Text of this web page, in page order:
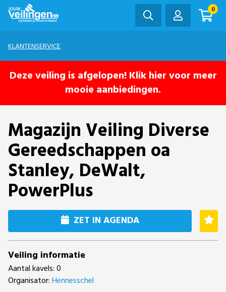
0
KLANTENSERVICE
Deze veiling is afgelopen! Klik hier voor meer
mooie aanbiedingen.
Magazijn Veiling Diverse
Gereedschappen oa
Stanley, DeWalt,
PowerPlus
ZET IN AGENDA
Veiling informatie
Aantal kavels: 0
Organisator:Hennesschel